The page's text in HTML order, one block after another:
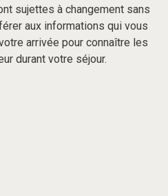
sujettes à changement sans
aux informations qui vous
arrivée pour connaître les
durant votre séjour.